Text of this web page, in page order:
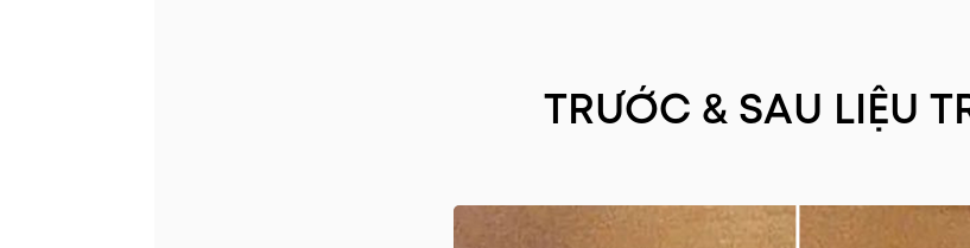
TRƯỚC & SAU LIỆU